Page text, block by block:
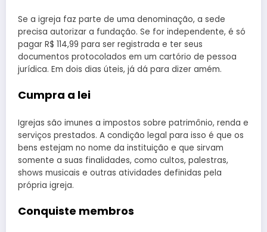
Se a igreja faz parte de uma denominação, a sede
precisa autorizar a fundação. Se for independente, é só
pagar R$ 114,99 para ser registrada e ter seus
documentos protocolados em um cartório de pessoa
jurídica. Em dois dias úteis, já dá para dizer amém.
Cumpra a lei
Igrejas são imunes a impostos sobre patrimônio, renda e
serviços prestados. A condição legal para isso é que os
bens estejam no nome da instituição e que sirvam
somente a suas finalidades, como cultos, palestras,
shows musicais e outras atividades definidas pela
própria igreja.
Conquiste membros